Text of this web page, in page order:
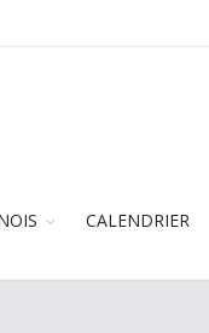
CALENDRIER